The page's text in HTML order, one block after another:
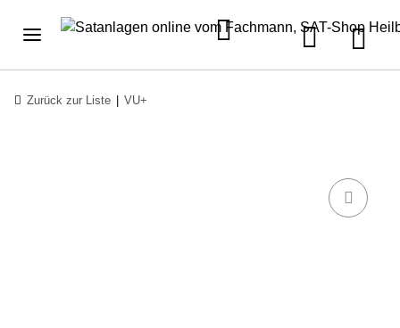
Zurück zur Liste VU+